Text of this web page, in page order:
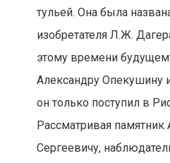
тульей. Она была
изобретателя Л.Ж.
этому времени
Александру Опекушину
он только поступил в
Рассматривая памятник
Сергеевичу,